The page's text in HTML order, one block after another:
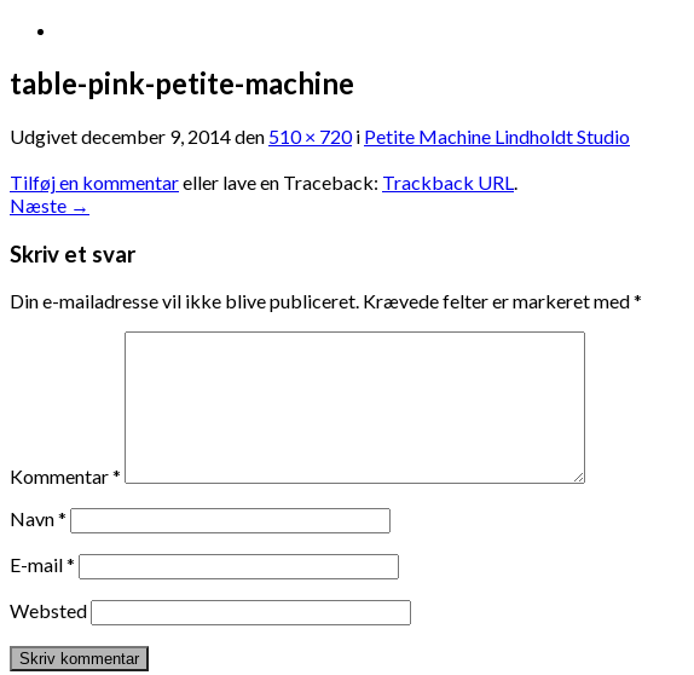
table-pink-petite-machine
Udgivetdecember 9, 2014den 510 × 720i Petite Machine Lindholdt Studio
Tilføj en kommentareller lave en Traceback: Trackback URL.
Næste →
Skriv et svar
Din e-mailadresse vil ikke blive publiceret. Krævede felter er markeret med*
Kommentar*
Navn*
E-mail*
Websted